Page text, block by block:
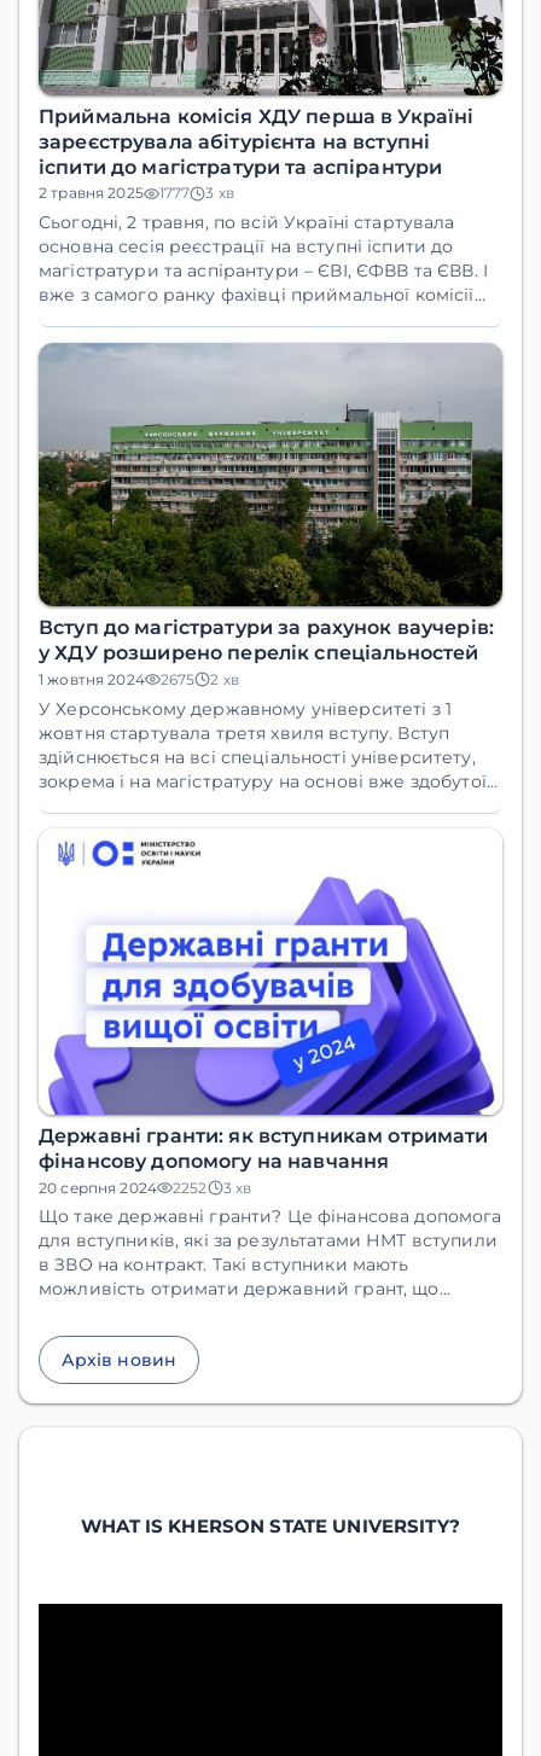
Приймальна комісія ХДУ перша в Україні
зареєструвала абітурієнта на вступні
іспити до магістратури та аспірантури
2 травня 2025 1777 3 хв
Сьогодні, 2 травня, по всій Україні стартувала
основна сесія реєстрації на вступні іспити до
магістратури та аспірантури – ЄВІ, ЄФВВ та ЄВВ. І
вже з самого ранку фахівці приймальної комісії
ХДУ здійснили першу в Україні реєстрацію
учасника!
Вступ до магістратури за рахунок ваучерів:
у ХДУ розширено перелік спеціальностей
1 жовтня 2024 2675 2 хв
У Херсонському державному університеті з 1
жовтня стартувала третя хвиля вступу. Вступ
здійснюється на всі спеціальності університету,
зокрема і на магістратуру на основі вже здобутої
Державні гранти: як вступникам отримати
фінансову допомогу на навчання
20 серпня 2024 2252 3 хв
Що таке державні гранти? Це фінансова допомога
для вступників, які за результатами НМТ вступили
в ЗВО на контракт. Такі вступники мають
можливість отримати державний грант, що
впродовж всієї освітньої програми.
Архів новин
WHAT IS KHERSON STATE UNIVERSITY?